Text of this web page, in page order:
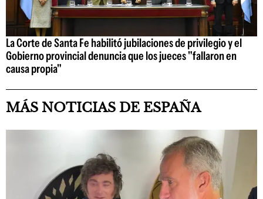
La Corte de Santa Fe habilitó jubilaciones de privilegio y el
Gobierno provincial denuncia que los jueces "fallaron en
causa propia"
MÁS NOTICIAS DE ESPAÑA